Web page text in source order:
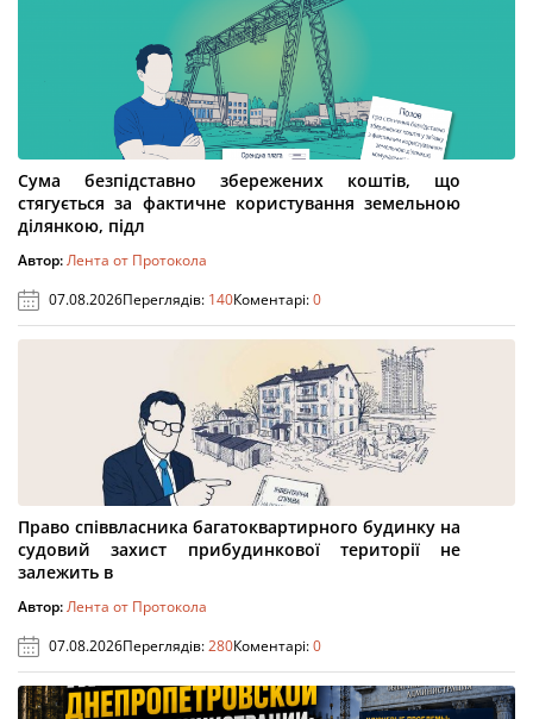
Сума безпідставно збережених коштів, що
стягується за фактичне користування земельною
ділянкою, підл
Автор:Лента от Протокола
07.08.2026Переглядів: 140Коментарі:0
Право співвласника багатоквартирного будинку на
судовий захист прибудинкової території не
залежить в
Автор:Лента от Протокола
07.08.2026Переглядів:280Коментарі:0